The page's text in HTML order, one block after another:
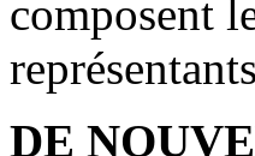
composent
DE